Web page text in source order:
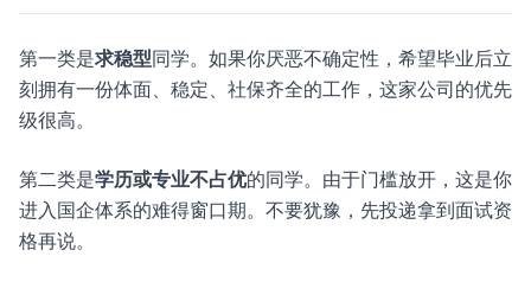
第一类是求稳型同学。如果你厌恶不确定性，希望毕业后立
刻拥有一份体面、稳定、社保齐全的工作，这家公司的优先
级很高。
第二类是学历或专业不占优的同学。由于门槛放开，这是你
进入国企体系的难得窗口期。不要犹豫，先投递拿到面试资
格再说。